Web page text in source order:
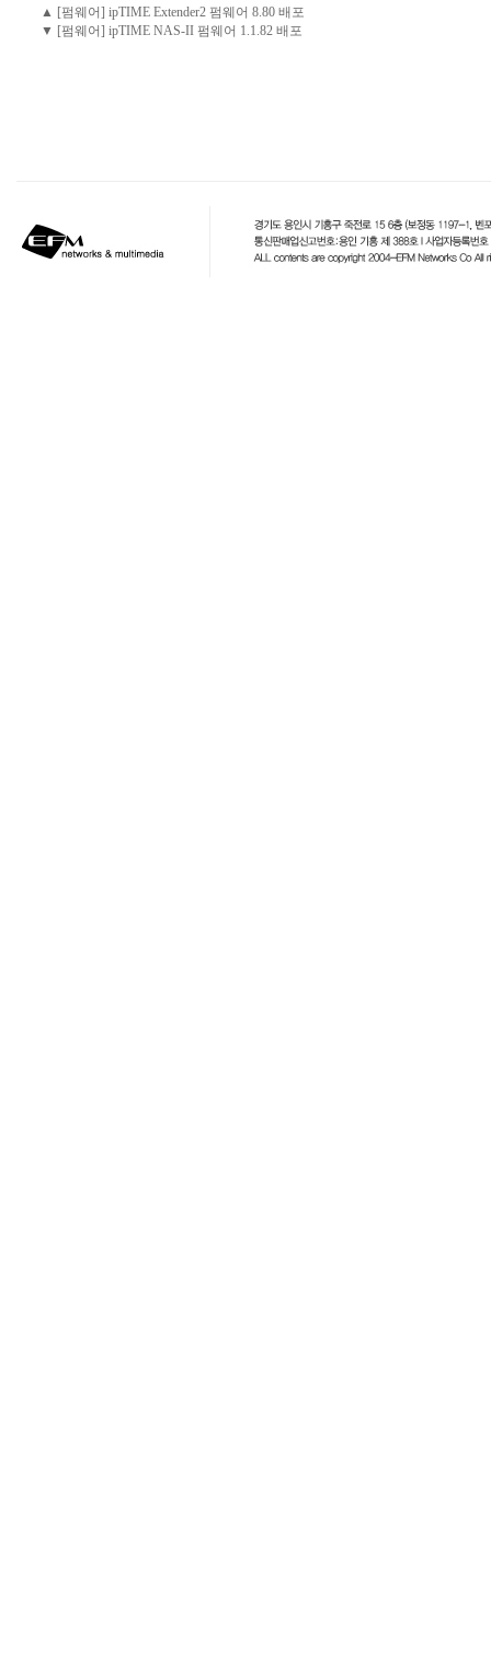
▲ [펌웨어] ipTIME Extender2 펌웨어 8.80 배포
▼ [펌웨어] ipTIME NAS-II 펌웨어 1.1.82 배포